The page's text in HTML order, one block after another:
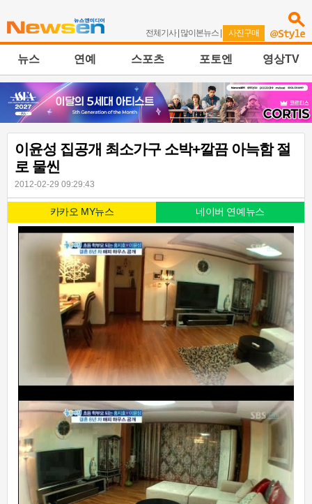
전체기사| 많이본뉴스 | 사진구매
뉴스 연예 스포츠 포토엔 영상TV
이윤성 집공개 최소가구 소박+깔끔 아늑함 절
로 물씬
2012-02-29 09:29:43
카카오 MY뉴스 네이버 연예뉴스